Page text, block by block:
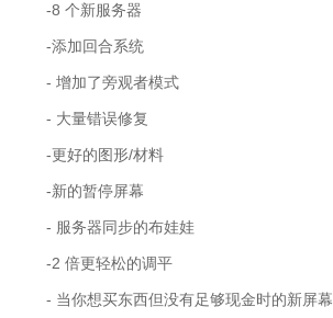
-8 个新服务器
-添加回合系统
- 增加了旁观者模式
- 大量错误修复
-更好的图形/材料
-新的暂停屏幕
- 服务器同步的布娃娃
-2 倍更轻松的调平
- 当你想买东西但没有足够现金时的新屏幕